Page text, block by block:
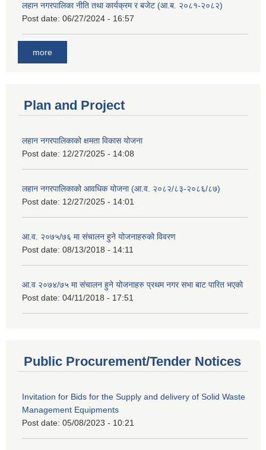
लहान नगरपालिका नीति तथा कार्यक्रम र बजेट (आ.ब. २०८१-२०८२)
Post date: 06/27/2024 - 16:57
more
Plan and Project
लहान नगरपालिकाको क्षमता विकास योजना
Post date: 12/27/2025 - 14:08
लहान नगरपालिकाको आवधिक योजना (आ.व. २०८२/८३-२०८६/८७)
Post date: 12/27/2025 - 14:01
आ.व. २०७५/७६ मा संचालन हुने योजनाहरुको विवरण
Post date: 08/13/2018 - 14:11
आ.व २०७४/७५ मा संचालन हुने योजनाहरु प्रथम नगर सभा बाट पारित भएको
Post date: 04/11/2018 - 17:51
Public Procurement/Tender Notices
Invitation for Bids for the Supply and delivery of Solid Waste
Management Equipments
Post date: 05/08/2023 - 10:21